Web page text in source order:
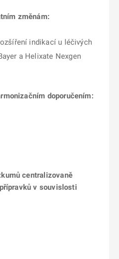
změnám:
indikací u léčivých
a Helixate Nexgen
doporučením:
centralizovaně
v souvislosti